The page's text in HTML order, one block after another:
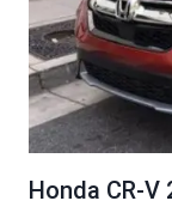
Honda CR-